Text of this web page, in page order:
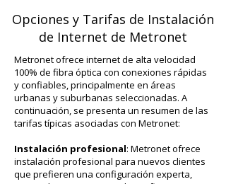
Opciones y Tarifas de Instalación
de Internet de Metronet
Metronet ofrece internet de alta velocidad
100% de fibra óptica con conexiones rápidas
y confiables, principalmente en áreas
urbanas y suburbanas seleccionadas. A
continuación, se presenta un resumen de las
tarifas típicas asociadas con Metronet:
Instalación profesional: Metronet ofrece
instalación profesional para nuevos clientes
que prefieren una configuración experta,